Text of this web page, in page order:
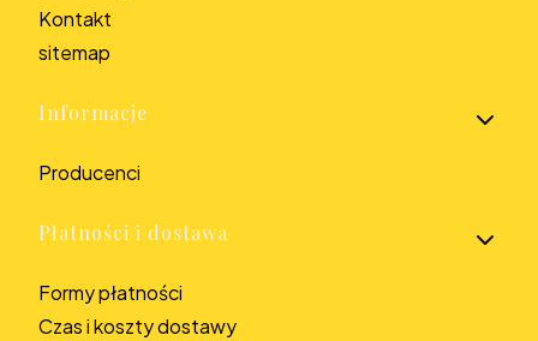
Kontakt
sitemap
Informacje
Producenci
Płatności i dostawa
Formy płatności
Czas i koszty dostawy